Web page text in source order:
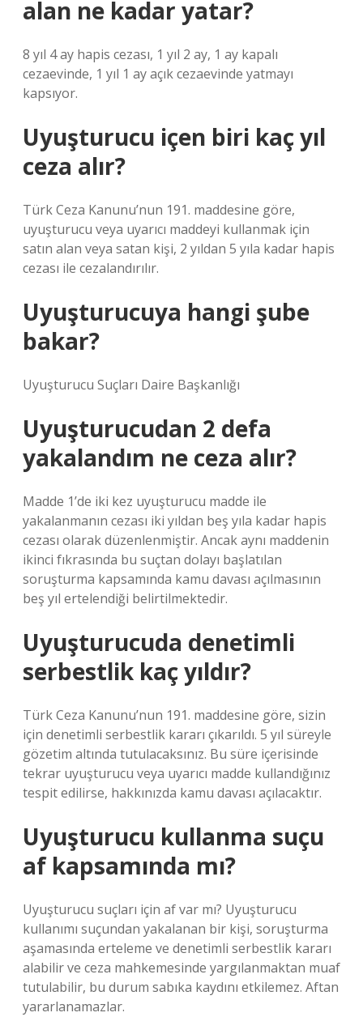
alan ne kadar yatar?
8 yıl 4 ay hapis cezası, 1 yıl 2 ay, 1 ay kapalı
cezaevinde, 1 yıl 1 ay açık cezaevinde yatmayı
kapsıyor.
Uyuşturucu içen biri kaç yıl
ceza alır?
Türk Ceza Kanunu’nun 191. maddesine göre,
uyuşturucu veya uyarıcı maddeyi kullanmak için
satın alan veya satan kişi, 2 yıldan 5 yıla kadar hapis
cezası ile cezalandırılır.
Uyuşturucuya hangi şube
bakar?
Uyuşturucu Suçları Daire Başkanlığı
Uyuşturucudan 2 defa
yakalandım ne ceza alır?
Madde 1’de iki kez uyuşturucu madde ile
yakalanmanın cezası iki yıldan beş yıla kadar hapis
cezası olarak düzenlenmiştir. Ancak aynı maddenin
ikinci fıkrasında bu suçtan dolayı başlatılan
soruşturma kapsamında kamu davası açılmasının
beş yıl ertelendiği belirtilmektedir.
Uyuşturucuda denetimli
serbestlik kaç yıldır?
Türk Ceza Kanunu’nun 191. maddesine göre, sizin
için denetimli serbestlik kararı çıkarıldı. 5 yıl süreyle
gözetim altında tutulacaksınız. Bu süre içerisinde
tekrar uyuşturucu veya uyarıcı madde kullandığınız
tespit edilirse, hakkınızda kamu davası açılacaktır.
Uyuşturucu kullanma suçu
af kapsamında mı?
Uyuşturucu suçları için af var mı? Uyuşturucu
kullanımı suçundan yakalanan bir kişi, soruşturma
aşamasında erteleme ve denetimli serbestlik kararı
alabilir ve ceza mahkemesinde yargılanmaktan muaf
tutulabilir, bu durum sabıka kaydını etkilemez. Aftan
yararlanamazlar.